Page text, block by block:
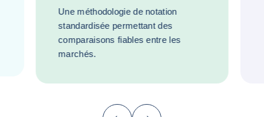
Une méthodologie de notation
standardisée permettant des
comparaisons fiables entre les
marchés.